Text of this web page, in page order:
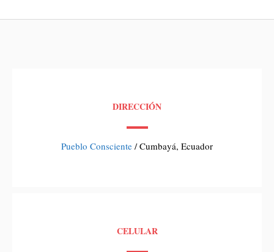
DIRECCIÓN
Pueblo Consciente / Cumbayá, Ecuador
CELULAR